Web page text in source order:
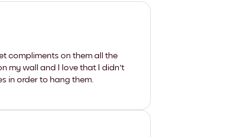
compliments on them all the
my wall and I love that I didn't
in order to hang them.